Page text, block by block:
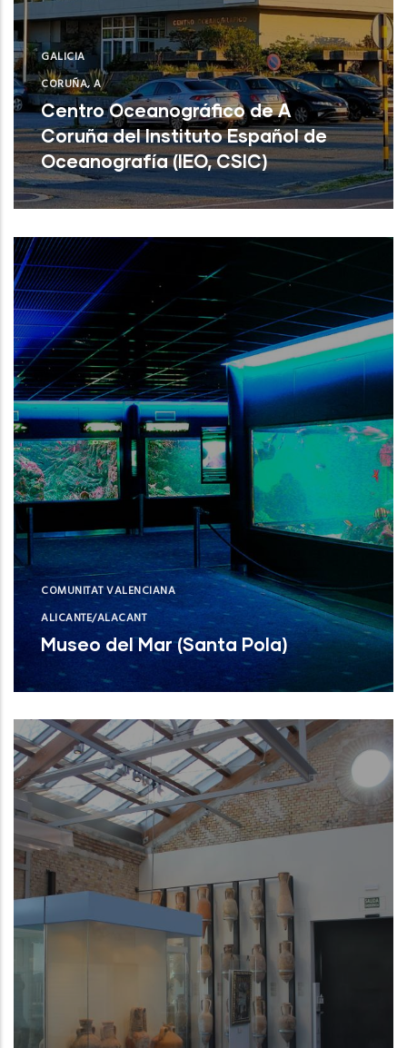
GALICIA
CORUÑA, A
Centro Oceanográfico de A
Coruña del Instituto Español de
Oceanografía (IEO, CSIC)
Centro Oceanográfico de A Coruña del
Instituto Español de Oceanografía (IEO,
CSIC)NUE
COMUNITAT VALENCIANA
ALICANTE/ALACANT
Museo del Mar (Santa Pola)
Museo del Mar (Santa Pola)NUEVO